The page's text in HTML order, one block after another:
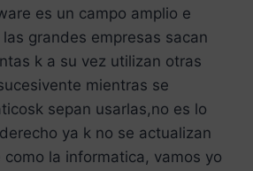
es un campo amplio e
grandes empresas sacan
k a su vez utilizan otras
mientras se
sepan usarlas,no es lo
ya k no se actualizan
la informatica, vamos yo